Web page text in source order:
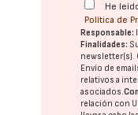
He
Política de
Responsable:
Finalidades:
newsletter(s).
Envío de
relativos a
asociados.
relación con